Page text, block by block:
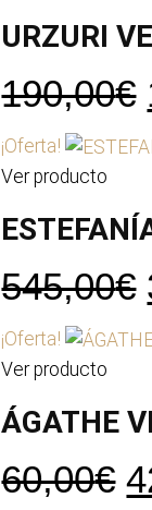
URZURI
190,00€
¡Oferta!
Ver producto
545,00€
¡Oferta!
Ver producto
ÁGATHE
60,00€